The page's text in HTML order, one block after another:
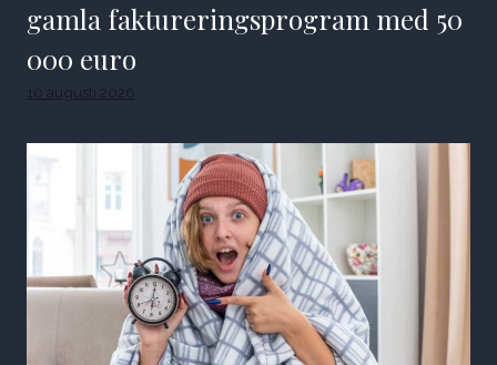
gamla faktureringsprogram med 50
000 euro
10 augusti 2026